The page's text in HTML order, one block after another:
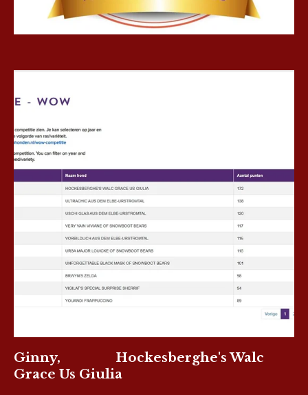
Ginny, Hockesberghe's Walc
Grace Us Giulia